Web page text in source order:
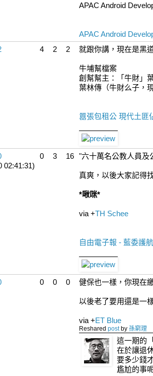
APAC Android
APAC Android
4 2 2 就跟你講，現在是黑
牛埔幫檔案
創幫幫主：「牛財」
葉林傳（牛財么子，
囂張包租公 現代土匪
02:41:31)
0 3 16 "六十萬名公教人員及
真爽，以後大家記得
*啾咪*
via +TH Schee
自由電子報 - 藍委護
0 0 0 健保也一樣，你現在
以後老了要用還是一
via +ET Blue
Reshared postby 孫窮理
這一期的
在於讓退
要多少錢
尷尬的事